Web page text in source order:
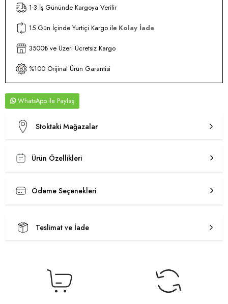
1-3 İş Gününde Kargoya Verilir
15 Gün İçinde Yurtiçi Kargo ile Kolay İade
3500₺ ve Üzeri Ücretsiz Kargo
%100 Orijinal Ürün Garantisi
WhatsApp
Stoktaki Mağazalar
Ürün Özellikleri
Ödeme Seçenekleri
Teslimat ve İade